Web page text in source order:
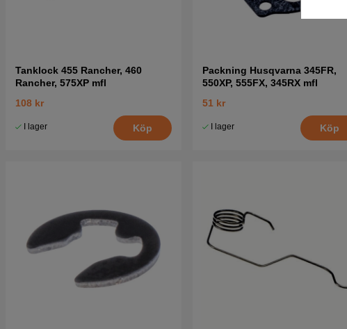
Tanklock 455 Rancher, 460
Rancher, 575XP mfl
108 kr
I lager Köp
Packning Husqvarna 345FR,
550XP, 555FX, 345RX mfl
51 kr
I lager Köp